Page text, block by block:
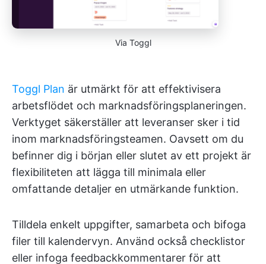
Via Toggl
Toggl Plan är utmärkt för att effektivisera
arbetsflödet och marknadsföringsplaneringen.
Verktyget säkerställer att leveranser sker i tid
inom marknadsföringsteamen. Oavsett om du
befinner dig i början eller slutet av ett projekt är
flexibiliteten att lägga till minimala eller
omfattande detaljer en utmärkande funktion.
Tilldela enkelt uppgifter, samarbeta och bifoga
filer till kalendervyn. Använd också checklistor
eller infoga feedbackkommentarer för att